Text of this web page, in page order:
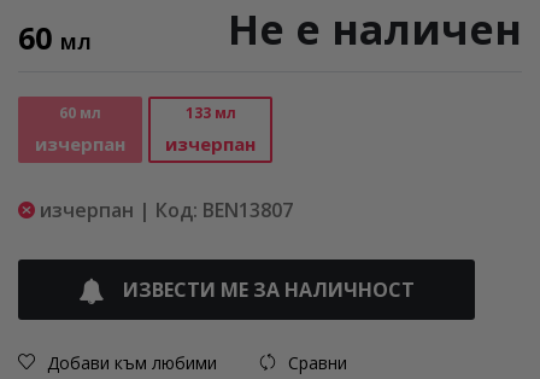
60 МЛ Не е наличен
60 мл
изчерпан
133 мл
изчерпан
изчерпан | Код: BEN13807
ИЗВЕСТИ МЕ ЗА НАЛИЧНОСТ
Добави към любими Сравни